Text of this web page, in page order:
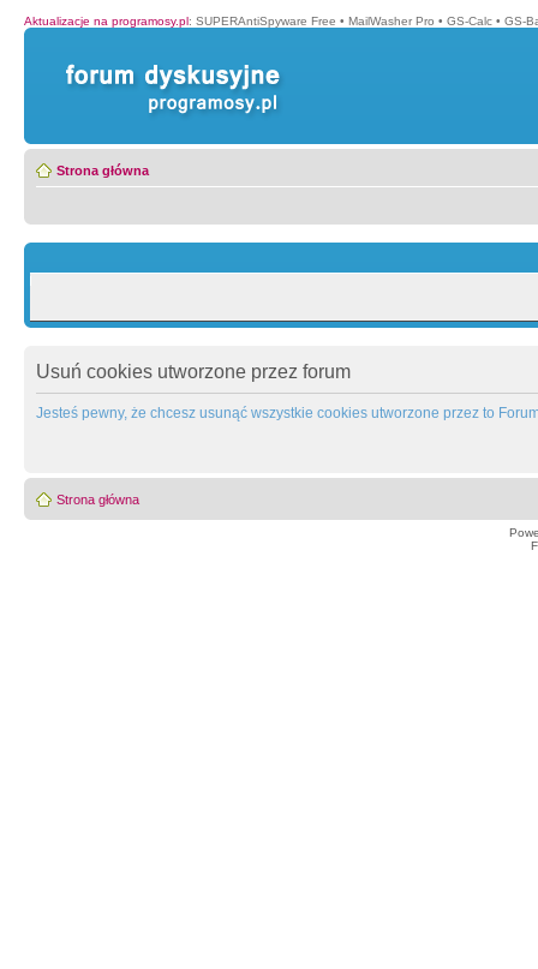
Aktualizacje na programosy.pl: SUPERAntiSpyware Free • MailWasher Pro • GS-Calc • GS-
Strona główna
Usuń cookies utworzone przez forum
Jesteś pewny, że chcesz usunąć wszystkie cookies utworzone przez to
Strona główna